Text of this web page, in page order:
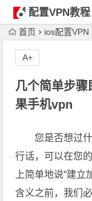
配置VPN教程
首页 ios配置VPN
几个简单步
果手机vpn
A+
您是否想过
行话，可以在您
上简单地说“建
含义之前，我们